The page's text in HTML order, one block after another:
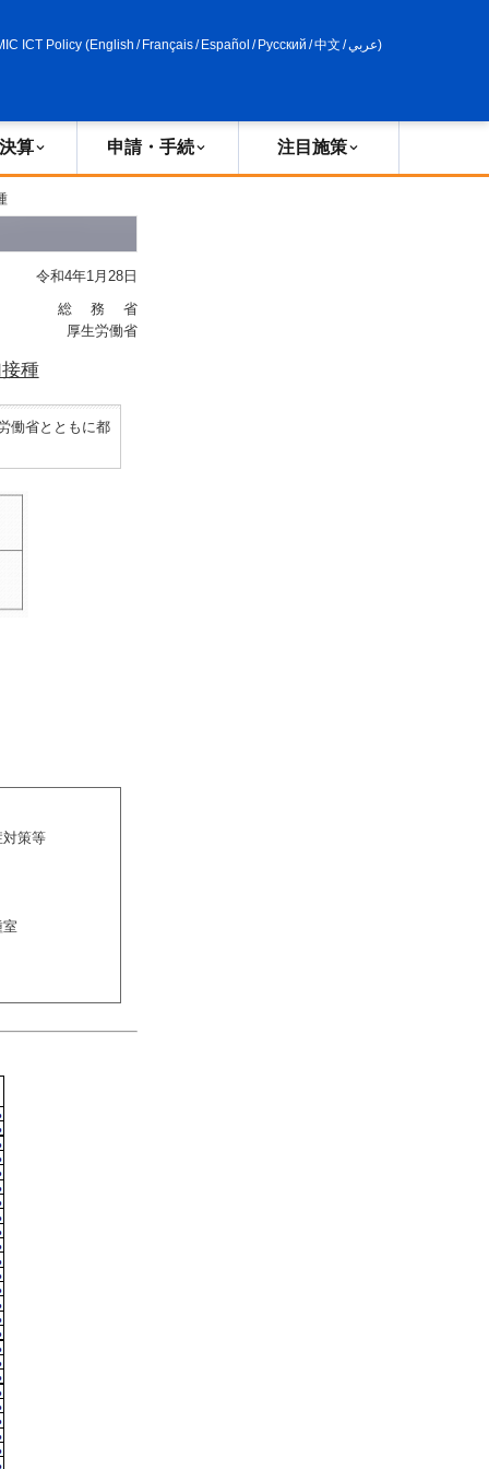
ICT Policy (English / Français/ Español / Русский /中文 /عربي)
算 申請・手続 注目施策
令和4年1月28日
総 務 省
厚生労働省
種
働省とともに都
策等